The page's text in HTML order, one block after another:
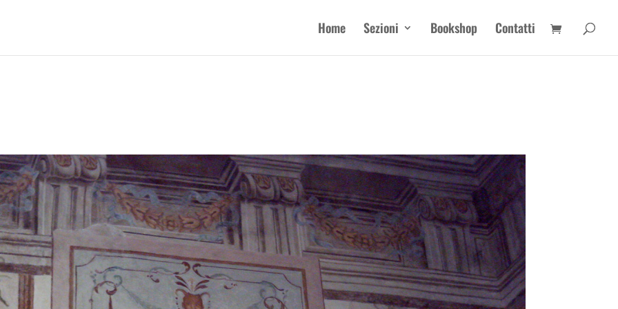
Home Sezioni Bookshop Contatti